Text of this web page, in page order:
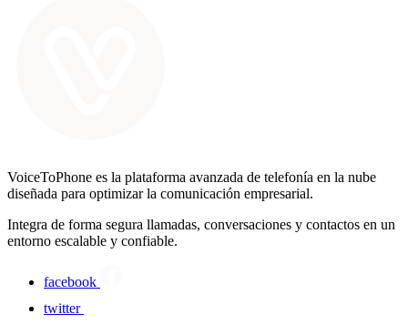
VoiceToPhone es la plataforma avanzada de telefonía en la nube
diseñada para optimizar la comunicación empresarial.
Integra de forma segura llamadas, conversaciones y contactos en un
entorno escalable y confiable.
facebook
twitter